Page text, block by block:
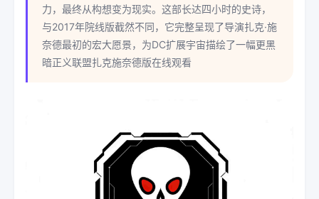
力，最终从构想变为现实。这部长达四小时的史诗，
与2017年院线版截然不同，它完整呈现了导演扎克·施
奈德最初的宏大愿景，为DC扩展宇宙描绘了一幅更黑
暗正义联盟扎克施奈德版在线观看